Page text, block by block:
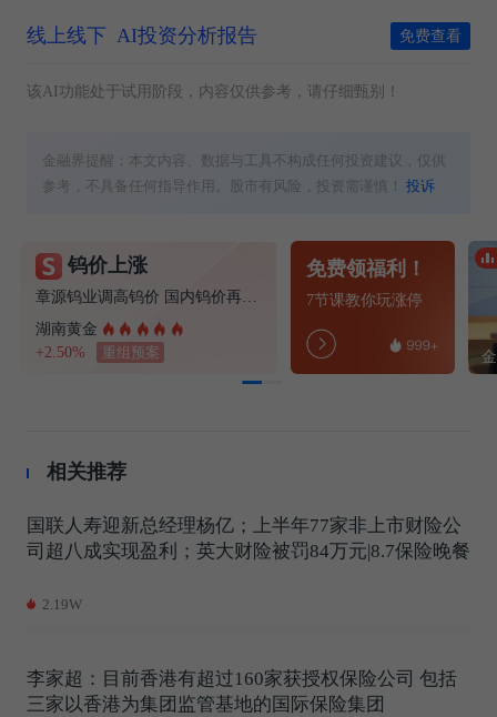
线上线下 AI投资分析报告 免费查看
该AI功能处于试用阶段，内容仅供参考，请仔细甄别！
金融界提醒：本文内容、数据与工具不构成任何投资建议，仅供
参考，不具备任何指导作用。股市有风险，投资需谨慎！投诉
钨价上涨
章源钨业调高钨价 国内钨价再现涨价迹象
湖南黄金
+2.50%
重组预案
免费领福利！
7节课教你玩涨停
相关推荐
国联人寿迎新总经理杨亿；上半年77家非上市财险公
司超八成实现盈利；英大财险被罚84万元|8.7保险晚餐
2.19W
李家超：目前香港有超过160家获授权保险公司 包括
三家以香港为集团监管基地的国际保险集团